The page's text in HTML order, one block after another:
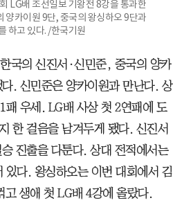
LG배 조선일보 기왕전 8강을 통과한
양카이원 9단, 중국의 왕싱하오 9단과
하고 있다. /한국기원
국의 신진서·신민준, 중국의 양카
. 신민준은 양카이원과 만난다. 상
패 우세. LG배 사상 첫 2연패에 도
한 걸음을 남겨두게 됐다. 신진서
진출을 다툰다. 상대 전적에서는
있다. 왕싱하오는 이번 대회에서 김
고 생애 첫 LG배 4강에 올랐다.